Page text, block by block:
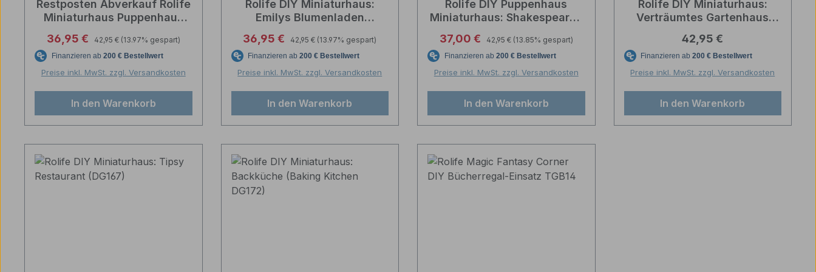
Restposten Abverkauf Rolife
Miniaturhaus Puppenhaus
Catherine's Living Room
Verkaufspreis:
36,95 € Regulärer Preis:
42,95 € (13.97% gespart)
Preise inkl. MwSt. zzgl. Versandkosten
In den Warenkorb
Rolife DIY Miniaturhaus:
Emilys Blumenladen
Verkaufspreis:
36,95 € Regulärer Preis:
42,95 € (13.97% gespart)
Preise inkl. MwSt. zzgl. Versandkosten
In den Warenkorb
Rolife DIY Puppenhaus
Miniaturhaus: Shakespeares
Verkaufspreis:
37,00 € Regulärer Preis:
42,95 € (13.85% gespart)
Preise inkl. MwSt. zzgl. Versandkosten
In den Warenkorb
Rolife DIY Miniaturhaus:
Verträumtes Gartenhaus
Regulärer Preis:
42,95 €
Preise inkl. MwSt. zzgl. Versandkosten
In den Warenkorb